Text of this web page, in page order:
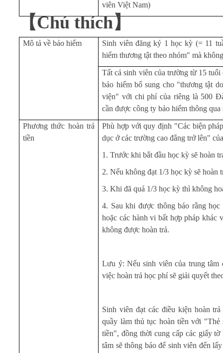
viên Việt Nam)
【Chú thích】
Mô tả về bảo hiểm
Sinh viên đăng ký 1 học kỳ (= 11
hiểm thương tật theo nhóm" mà
Tất cả sinh viên của trường từ 15
bảo hiểm bổ sung cho "thương tật
viện" với chi phí của riêng là 500
cần được công ty bảo hiểm thông
Phương thức hoàn trả
tiền
Phù hợp với quy định "Các biện
dục ở các trường cao đẳng trở lên"
1. Trước khi bắt đầu học kỳ sẽ hoàn
2. Nếu không đạt 1/3 học kỳ sẽ hoàn
3. Khi đã quá 1/3 học kỳ thì không
4. Sau khi được thông báo rằng
hoặc các hành vi bất hợp pháp khác
không được hoàn trả.
Lưu ý: Nếu sinh viên của trung tâm
việc hoàn trả học phí sẽ giải quyết
Sinh viên đạt các điều kiện hoàn
quầy làm thủ tục hoàn tiền với
tiền", đồng thời cung cấp các giấy
tâm sẽ thông báo để sinh viên đến